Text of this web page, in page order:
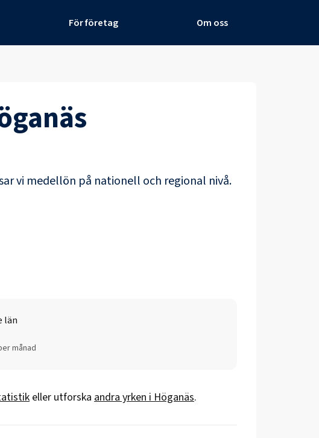
För företag Om oss
vi medellön på nationell och regional nivå.
län
månad
eller utforska andra yrken iHöganäs.